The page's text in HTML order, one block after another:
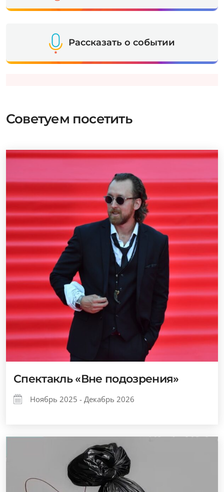
Рассказать о событии
Советуем посетить
Спектакль «Вне подозрения»
Ноябрь 2025 - Декабрь 2026